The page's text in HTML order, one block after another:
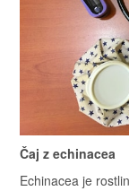
Čaj z echinacea
Echinacea je